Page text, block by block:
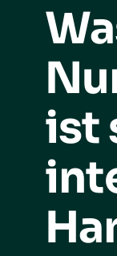
ist